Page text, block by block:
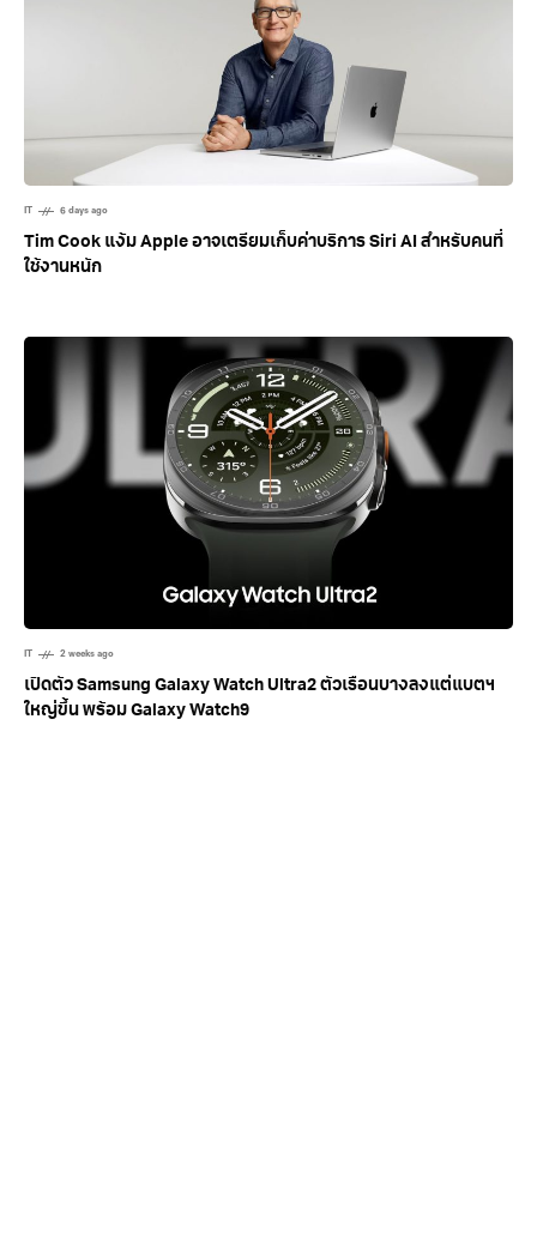
6 days ago
Tim Cook แง้ม Apple อาจเตรียมเก็บค่าบริการ Siri AI สำหรับคนที่
ใช้งานหนัก
2 weeks ago
เปิดตัว Samsung Galaxy Watch Ultra2 ตัวเรือนบางลงแต่แบตฯ
ใหญ่ขึ้น พร้อม Galaxy Watch9